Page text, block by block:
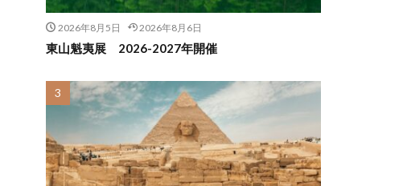
2026年8月5日 2026年8月6日
東山魁夷展 2026-2027年開催